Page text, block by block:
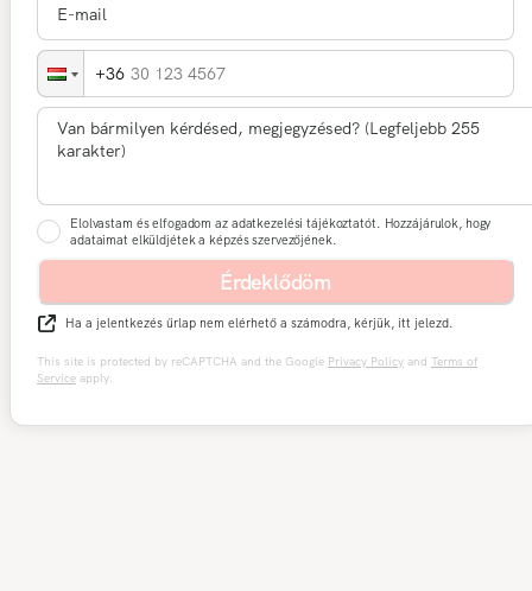
30 123 4567
Elolvastam és elfogadom az adatkezelési tájékoztatót. Hozzájárulok, hogy
adataimat elküldjétek a képzés szervezőjének.
Érdeklődöm
Ha a jelentkezés űrlap nem elérhető a számodra, kérjük, itt jelezd.
This site is protected by reCAPTCHA and the Google Privacy Policy and Terms of
Service apply.